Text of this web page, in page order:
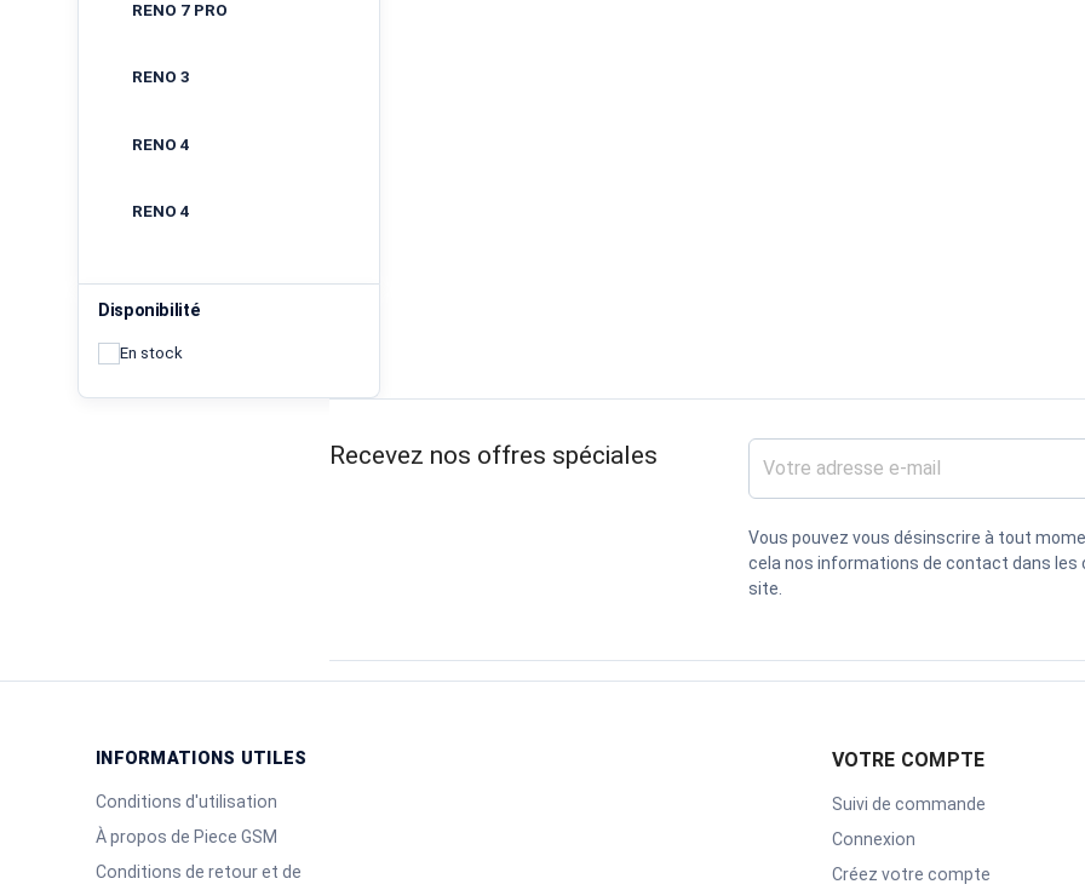
RENO 7 PRO
RENO 3
RENO 4
RENO 4
Disponibilité
En stock
Recevez nos offres spéciales
Vous pouvez vous désinscrire à tout
cela nos informations de contact dans les
site.
INFORMATIONS UTILES
Conditions d'utilisation
À propos de Piece GSM
Conditions de retour et de
VOTRE COMPTE
Suivi de commande
Connexion
Créez votre compte